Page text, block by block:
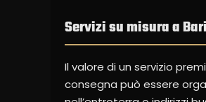
Servizi su misura a Bari
Il valore di un servizio
consegna può essere